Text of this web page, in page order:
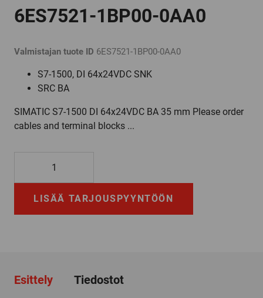
6ES7521-1BP00-0AA0
Valmistajan tuote ID 6ES7521-1BP00-0AA0
S7-1500, DI 64x24VDC SNK
SRC BA
SIMATIC S7-1500 DI 64x24VDC BA 35 mm Please order
cables and terminal blocks ...
0AA0
määräLISÄÄ TARJOUSPYYNTÖÖN
Esittely Tiedostot